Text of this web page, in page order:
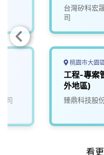
司
台灣矽科宏
司
桃園市大園
工程-專案
外地區)
臻鼎科技股
看